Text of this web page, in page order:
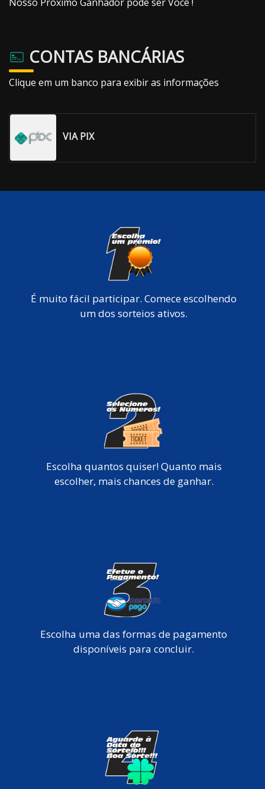
CONTAS BANCÁRIAS
Clique em um banco para exibir as informações
VIA PIX
É muito fácil participar. Comece escolhendo
um dos sorteios ativos.
Escolha quantos quiser! Quanto mais
escolher, mais chances de ganhar.
Escolha uma das formas de pagamento
disponíveis para concluir.